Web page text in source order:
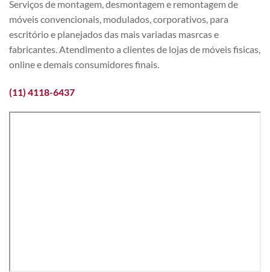
Serviços de montagem, desmontagem e remontagem de
móveis convencionais, modulados, corporativos, para
escritório e planejados das mais variadas masrcas e
fabricantes. Atendimento a clientes de lojas de móveis fisicas,
online e demais consumidores finais.
(11) 4118-6437